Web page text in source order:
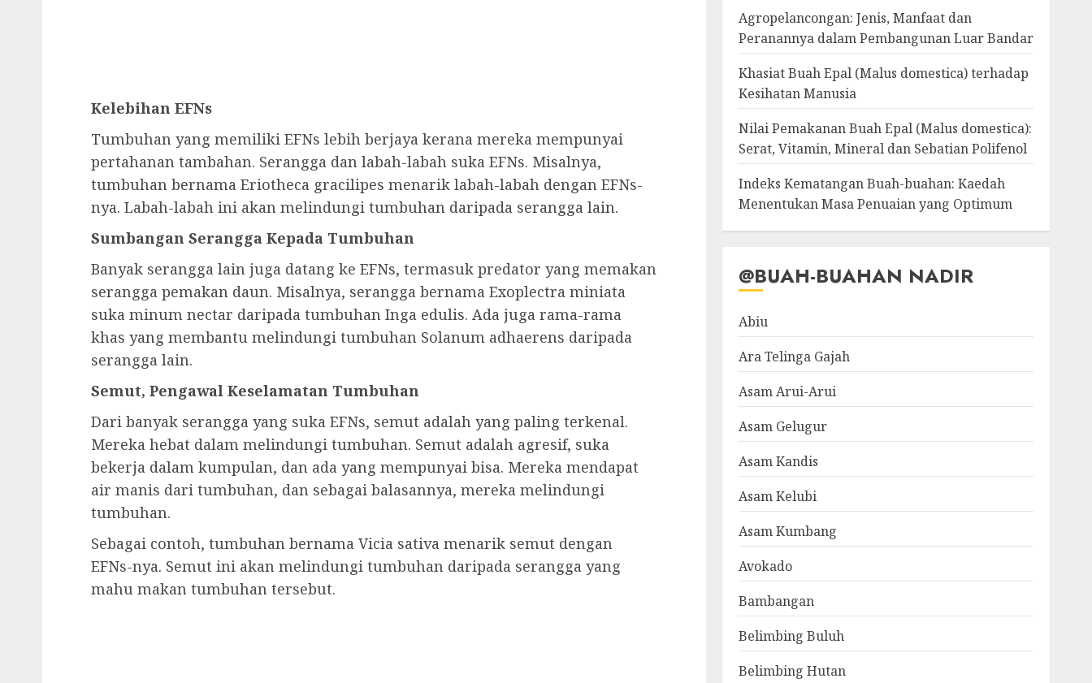
Kelebihan EFNs
Tumbuhan yang memiliki EFNs lebih berjaya kerana mereka mempunyai
pertahanan tambahan. Serangga dan labah-labah suka EFNs. Misalnya,
tumbuhan bernama Eriotheca gracilipes menarik labah-labah dengan EFNs-
nya. Labah-labah ini akan melindungi tumbuhan daripada serangga lain.
Sumbangan Serangga Kepada Tumbuhan
Banyak serangga lain juga datang ke EFNs, termasuk predator yang memakan
serangga pemakan daun. Misalnya, serangga bernama Exoplectra miniata
suka minum nectar daripada tumbuhan Inga edulis. Ada juga rama-rama
khas yang membantu melindungi tumbuhan Solanum adhaerens daripada
serangga lain.
Semut, Pengawal Keselamatan Tumbuhan
Dari banyak serangga yang suka EFNs, semut adalah yang paling terkenal.
Mereka hebat dalam melindungi tumbuhan. Semut adalah agresif, suka
bekerja dalam kumpulan, dan ada yang mempunyai bisa. Mereka mendapat
air manis dari tumbuhan, dan sebagai balasannya, mereka melindungi
tumbuhan.
Sebagai contoh, tumbuhan bernama Vicia sativa menarik semut dengan
EFNs-nya. Semut ini akan melindungi tumbuhan daripada serangga yang
mahu makan tumbuhan tersebut.
Agropelancongan: Jenis, Manfaat dan
Peranannya dalam Pembangunan Luar Bandar
Khasiat Buah Epal (Malus domestica) terhadap
Kesihatan Manusia
Nilai Pemakanan Buah Epal (Malus domestica):
Serat, Vitamin, Mineral dan Sebatian Polifenol
Indeks Kematangan Buah-buahan: Kaedah
Menentukan Masa Penuaian yang Optimum
@BUAH-BUAHAN NADIR
Abiu
Ara Telinga Gajah
Asam Arui-Arui
Asam Gelugur
Asam Kandis
Asam Kelubi
Asam Kumbang
Avokado
Bambangan
Belimbing Buluh
Belimbing Hutan